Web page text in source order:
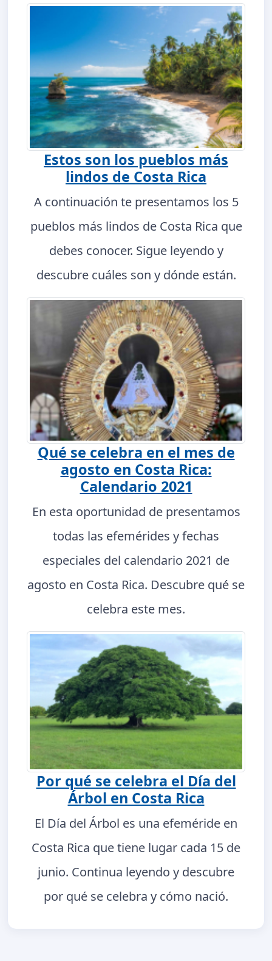
Estos son los pueblos más
lindos de Costa Rica
A continuación te presentamos los 5
pueblos más lindos de Costa Rica que
debes conocer. Sigue leyendo y
descubre cuáles son y dónde están.
Qué se celebra en el mes de
agosto en Costa Rica:
Calendario 2021
En esta oportunidad de presentamos
todas las efemérides y fechas
especiales del calendario 2021 de
agosto en Costa Rica. Descubre qué se
celebra este mes.
Por qué se celebra el Día del
Árbol en Costa Rica
El Día del Árbol es una efeméride en
Costa Rica que tiene lugar cada 15 de
junio. Continua leyendo y descubre
por qué se celebra y cómo nació.